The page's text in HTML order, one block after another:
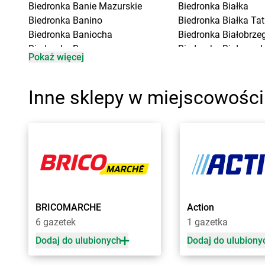
Biedronka Banie Mazurskie
Biedronka Banino
Biedronka Baniocha
Biedronka
Baranowo
Biedronka Barciany
Biedronka
Barczewo
Biedronka
Bardo
Biedronka Będzin
Bełchatów
Biedronka Bestwina
Biedronka Bezrzecze
Biedronka Białka
Biedronka Białka
Biedronka
Biedronka
Białogard
Biedronka Biecz
Biedronka Biedronka
Biedronka Bielsk
Biedronka Bielsk
Biedronka
Biedronka Bieruń
Biedronka Cegłów Biedronka Choczewo
Pokaż więcej
Inne sklepy w
BRICOMARCHE
6 gazetek
Dodaj do ulubionych
Action
1 gazetka
Dodaj do